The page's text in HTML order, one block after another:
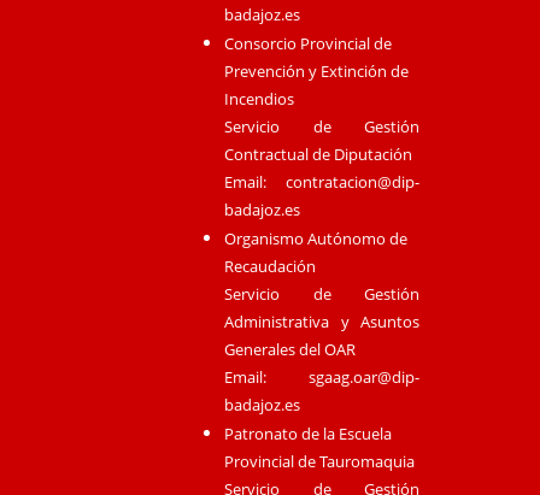
badajoz.es
Consorcio Provincial de
Prevención y Extinción de
Incendios
Servicio de Gestión
Contractual de Diputación
Email:contratacion@dip-
badajoz.es
Organismo Autónomo de
Recaudación
Servicio de Gestión
Administrativa y Asuntos
Generales del OAR
Email:sgaag.oar@dip-
badajoz.es
Patronato de la Escuela
Provincial de Tauromaquia
Servicio de Gestión